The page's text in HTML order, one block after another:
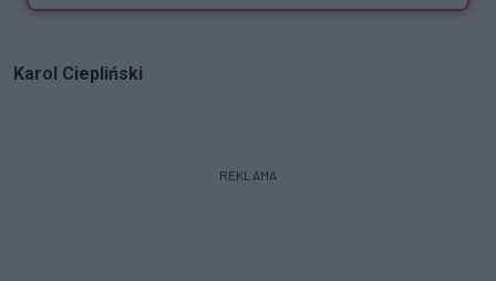
Karol Ciepliński
REKLAMA